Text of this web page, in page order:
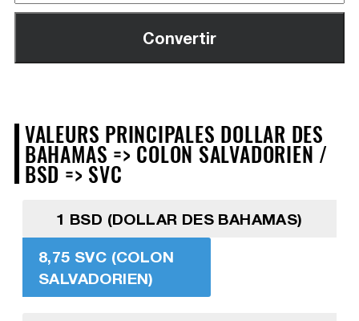
VALEURS PRINCIPALES DOLLAR DES
BAHAMAS => COLON SALVADORIEN /
BSD => SVC
1 BSD (DOLLAR DES BAHAMAS)
8,75 SVC (COLON
SALVADORIEN)